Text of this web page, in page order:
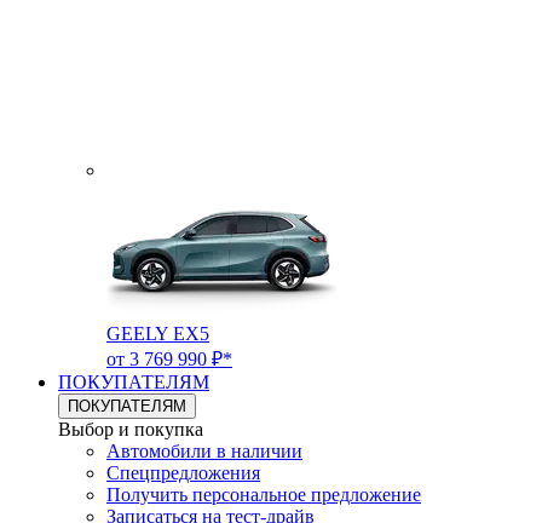
GEELY EX5
от 3 769 990 ₽*
ПОКУПАТЕЛЯМ
ПОКУПАТЕЛЯМ
Выбор и покупка
Автомобили в наличии
Спецпредложения
Получить персональное предложение
Записаться на тест-драйв